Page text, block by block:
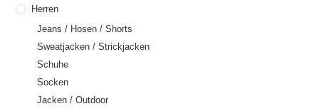
Herren
Jeans / Hosen / Shorts
Sweatjacken / Strickjacken
Schuhe
Socken
Jacken / Outdoor